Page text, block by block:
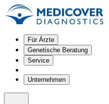
Für Ärzte
Genetische Beratung
Service
Unternehmen